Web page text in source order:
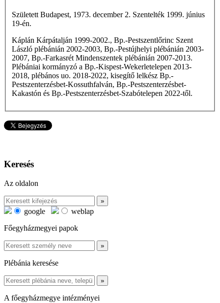
Született Budapest, 1973. december 2. Szentelték 1999. június
19-én.
Káplán Kárpátalján 1999-2002., Bp.-Pestszentlőrinc Szent
László plébánián 2002-2003, Bp.-Pestújhelyi plébánián 2003-
2007, Bp.-Farkasrét Mindenszentek plébánián 2007-2013.
Plébániai kormányzó a Bp.-Kispest-Wekerletelepen 2013-
2018, plébános uo. 2018-2022, kisegítő lelkész Bp.-
Pestszenterzésbet-Kossuthfalván, Bp.-Pestszenterzésbet-
Kakastón és Bp.-Pestszenterzésbet-Szabótelepen 2022-től.
Keresés
Az oldalon
google
weblap
Főegyházmegyei papok
Plébánia keresése
A főegyházmegye intézményei